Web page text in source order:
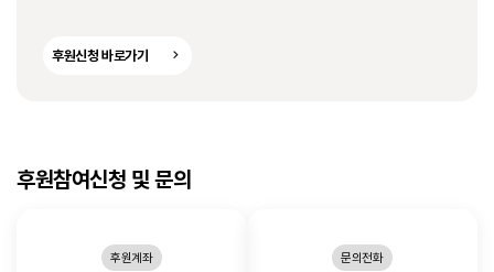
후원신청 바로가기
후원참여신청 및 문의
후원계좌 문의전화